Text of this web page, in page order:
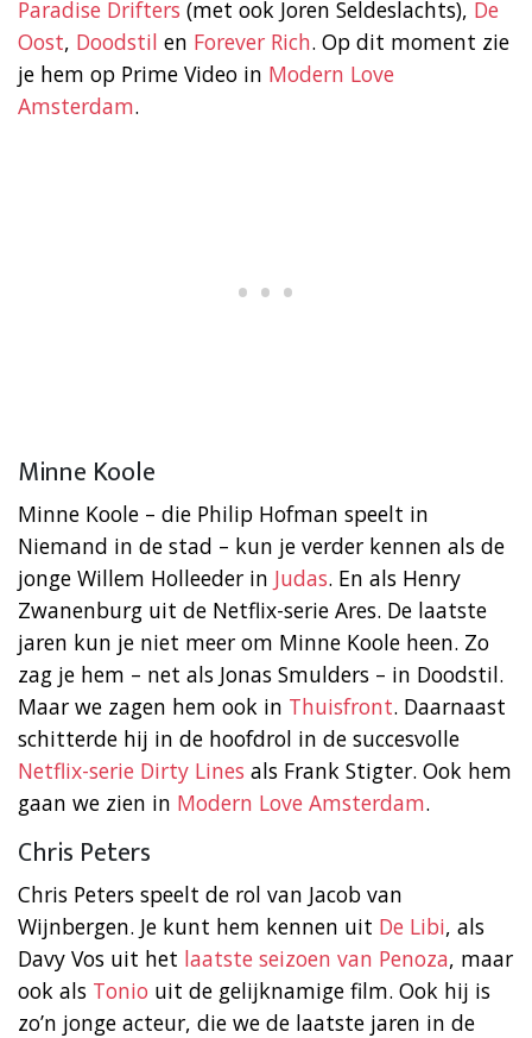
Paradise Drifters (met ook Joren Seldeslachts), De
Oost, Doodstil en Forever Rich. Op dit moment zie
je hem op Prime Video in Modern Love
Amsterdam.
Minne Koole
Minne Koole – die Philip Hofman speelt in
Niemand in de stad – kun je verder kennen als de
jonge Willem Holleeder in Judas. En als Henry
Zwanenburg uit de Netflix-serie Ares. De laatste
jaren kun je niet meer om Minne Koole heen. Zo
zag je hem – net als Jonas Smulders – in Doodstil.
Maar we zagen hem ook in Thuisfront. Daarnaast
schitterde hij in de hoofdrol in de succesvolle
Netflix-serie Dirty Lines als Frank Stigter. Ook hem
gaan we zien in Modern Love Amsterdam.
Chris Peters
Chris Peters speelt de rol van Jacob van
Wijnbergen. Je kunt hem kennen uit De Libi, als
Davy Vos uit het laatste seizoen van Penoza, maar
ook als Tonio uit de gelijknamige film. Ook hij is
zo’n jonge acteur, die we de laatste jaren in de